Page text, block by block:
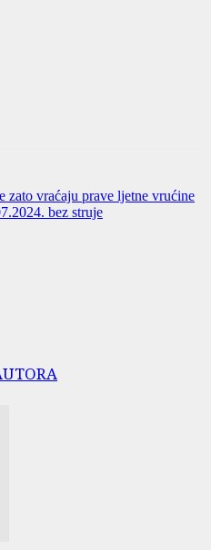
zato vraćaju prave ljetne vrućine
bez struje